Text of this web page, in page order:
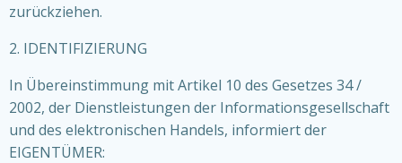
zurückziehen.
2. IDENTIFIZIERUNG
In Übereinstimmung mit Artikel 10 des Gesetzes 34 /
2002, der Dienstleistungen der Informationsgesellschaft
und des elektronischen Handels, informiert der
EIGENTÜMER: